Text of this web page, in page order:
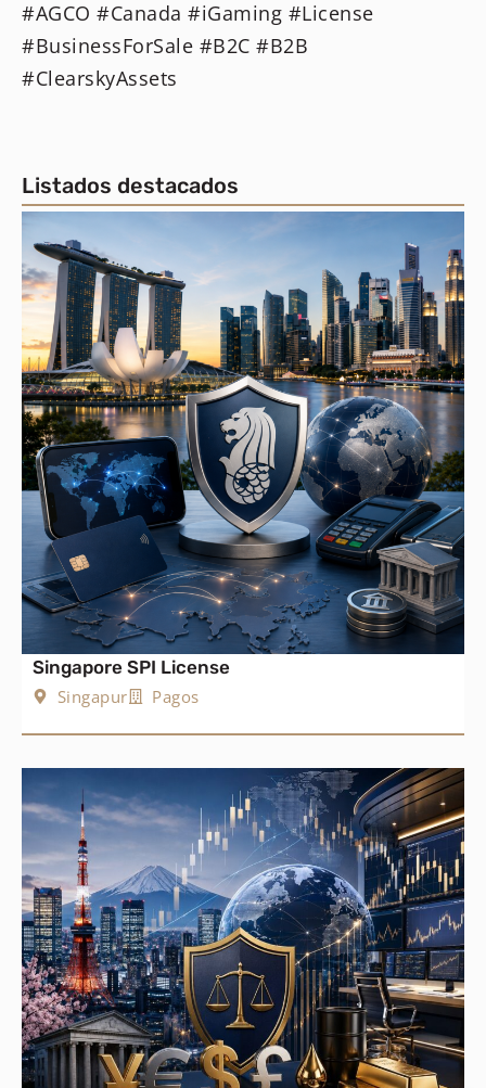
#AGCO #Canada #iGaming #License
#BusinessForSale #B2C #B2B
#ClearskyAssets
Listados destacados
Singapore SPI License
Singapur
Pagos